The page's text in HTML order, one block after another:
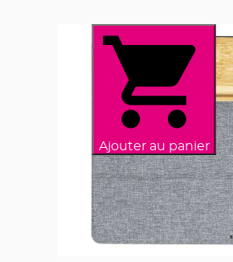
Ajouter au panier